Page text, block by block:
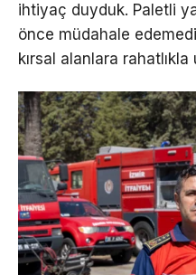
ihtiyaç duyduk. Paletli
önce müdahale
kırsal alanlara